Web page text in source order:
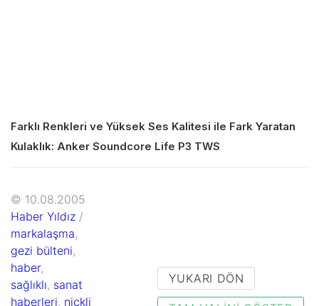
Farklı Renkleri ve Yüksek Ses Kalitesi ile Fark Yaratan
Kulaklık: Anker Soundcore Life P3 TWS
© 10.08.2005
Haber Yıldız /
markalaşma,
gezi bülteni,
haber,
sağlıklı, sanat
haberleri, nickli
YUKARI DÖN